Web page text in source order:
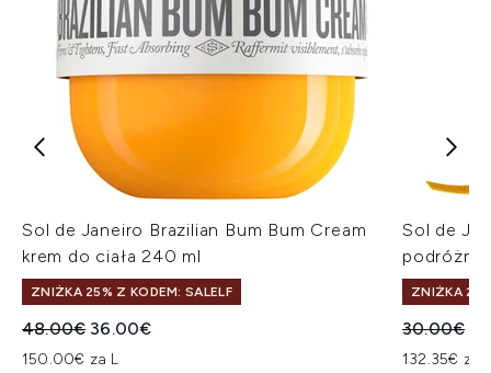
Sol de Janeiro Brazilian Bum Bum Cream
krem do ciała 240 ml
ZNIŻKA 25% Z KODEM: SALELF
Sugerowana cena detaliczna:
48.00€ Aktualna cena:
36.00€
150.00€ za L
Sol de
podróżny
ZNIŻKA
30.00€
132.35€ za